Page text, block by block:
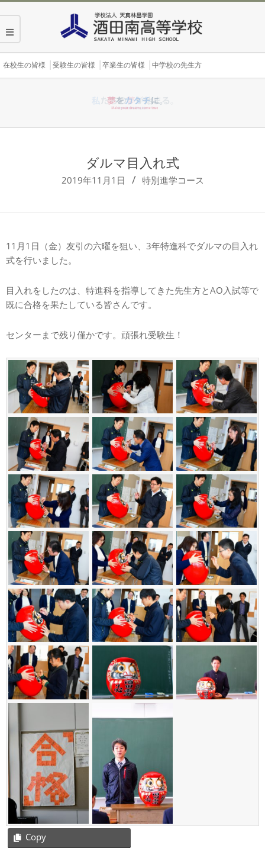
content
Secondary
在校生の皆様 受験生の皆様 卒業生の皆様 中学校の先生方
ダルマ目入れ式
2019年11月1日 特別進学コース
11月1日（金）友引の六曜を狙い、3年特進科でダルマの目入れ
式を行いました。
目入れをしたのは、特進科を指導してきた先生方とAO入試等で
既に合格を果たしている皆さんです。
センターまで残り僅かです。頑張れ受験生！
Copy